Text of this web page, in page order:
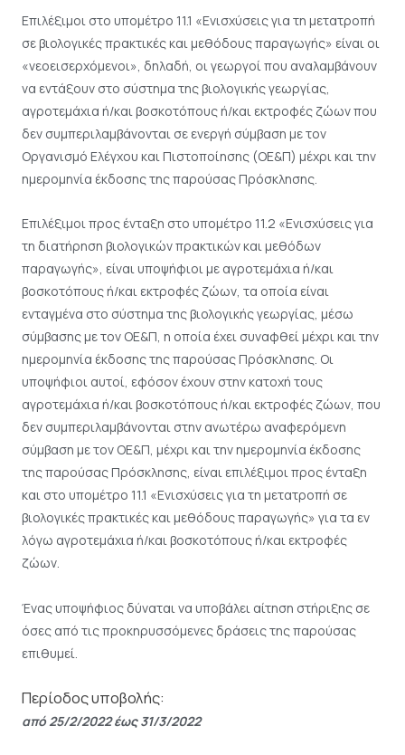
Επιλέξιμοι στο υπομέτρο 11.1 «Ενισχύσεις για τη μετατροπή
σε βιολογικές πρακτικές και μεθόδους παραγωγής» είναι οι
«νεοεισερχόμενοι», δηλαδή, οι γεωργοί που αναλαμβάνουν
να εντάξουν στο σύστημα της βιολογικής γεωργίας,
αγροτεμάχια ή/και βοσκοτόπους ή/και εκτροφές ζώων που
δεν συμπεριλαμβάνονται σε ενεργή σύμβαση με τον
Οργανισμό Ελέγχου και Πιστοποίησης (ΟΕ&Π) μέχρι και την
ημερομηνία έκδοσης της παρούσας Πρόσκλησης.
Επιλέξιμοι προς ένταξη στο υπομέτρο 11.2 «Ενισχύσεις για
τη διατήρηση βιολογικών πρακτικών και μεθόδων
παραγωγής», είναι υποψήφιοι με αγροτεμάχια ή/και
βοσκοτόπους ή/και εκτροφές ζώων, τα οποία είναι
ενταγμένα στο σύστημα της βιολογικής γεωργίας, μέσω
σύμβασης με τον ΟΕ&Π, η οποία έχει συναφθεί μέχρι και την
ημερομηνία έκδοσης της παρούσας Πρόσκλησης. Οι
υποψήφιοι αυτοί, εφόσον έχουν στην κατοχή τους
αγροτεμάχια ή/και βοσκοτόπους ή/και εκτροφές ζώων, που
δεν συμπεριλαμβάνονται στην ανωτέρω αναφερόμενη
σύμβαση με τον ΟΕ&Π, μέχρι και την ημερομηνία έκδοσης
της παρούσας Πρόσκλησης, είναι επιλέξιμοι προς ένταξη
και στο υπομέτρο 11.1 «Ενισχύσεις για τη μετατροπή σε
βιολογικές πρακτικές και μεθόδους παραγωγής» για τα εν
λόγω αγροτεμάχια ή/και βοσκοτόπους ή/και εκτροφές
ζώων.
Ένας υποψήφιος δύναται να υποβάλει αίτηση στήριξης σε
όσες από τις προκηρυσσόμενες δράσεις της παρούσας
επιθυμεί.
Περίοδος υποβολής:
από 25/2/2022 έως 31/3/2022